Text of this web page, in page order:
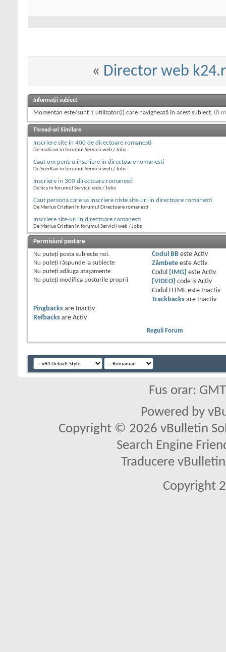
« Director web
Informații subiect
Momentan este/sunt 1 utilizator(i) care navighează în acest subiect. (0
Thread-uri Similare
Inscriere site in 400 de directoare romanesti
De matican în forumul Servicii web / Jobs
Caut om pentru inscriere in directoare romanesti
De SeerKan în forumul Servicii web / Jobs
Inscriere in 300 directoare romanesti
De hcs în forumul Servicii web / Jobs
Caut persona care sa inscriere niste site-uri in directoare romanesti
De Marius Cristian în forumul Directoare romanesti
Inscriere site-uri in directoare romanesti
De Marius Cristian în forumul Servicii web / Jobs
Permisiuni postare
Nu puteţi posta subiecte noi.
Nu puteţi răspunde la subiecte
Nu puteţi adăuga ataşamente
Nu puteţi modifica posturile proprii
Codul BBeste Activ
Zâmbeteeste Activ
Codul
[IMG] este Activ
[VIDEO]
code is Activ
Codul HTML este
Inactiv
Trackbacksare
Inactiv
Pingbacks are
Inactiv
Refbacks are Activ
Reguli Forum
Fus orar:
Powered by
Copyright © 2026 vBulletin
Search Engine
Traducere
Copyright